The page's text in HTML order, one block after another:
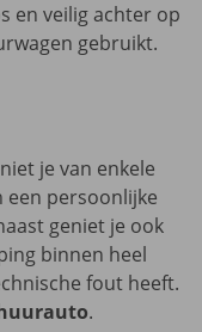
en veilig achter op
gebruikt.
je van enkele
een persoonlijke
geniet je ook
binnen heel
fout heeft.
.